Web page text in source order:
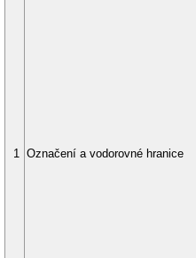
1 Označení a vodorovné hranice